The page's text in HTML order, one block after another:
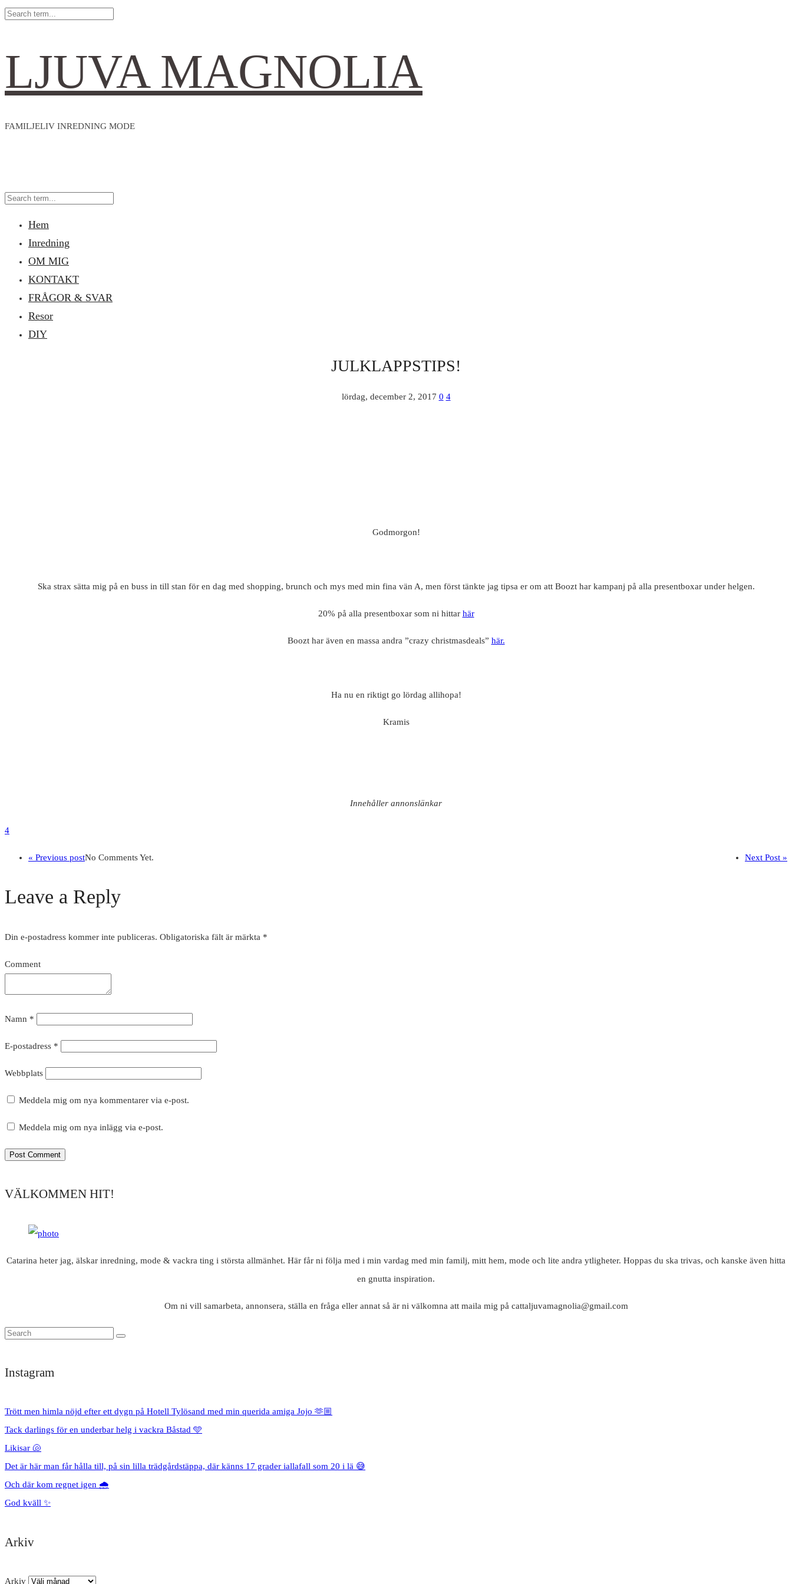
LJUVA MAGNOLIA
FAMILJELIV INREDNING MODE
Hem
Inredning
OM MIG
KONTAKT
FRÅGOR & SVAR
Resor
DIY
JULKLAPPSTIPS!
lördag, december 2, 2017 0 4
Godmorgon!
Ska strax sätta mig på en buss in till stan för en dag med shopping, brunch och mys med min fina vän A, men först tänkte jag tipsa er om att Boozt har kampanj på alla presentboxar under helgen.
20% på alla presentboxar som ni hittar här
Boozt har även en massa andra ”crazy christmasdeals” här.
Ha nu en riktigt go lördag allihopa!
Kramis
Innehåller annonslänkar
4
« Previous post Next Post »
No Comments Yet.
Leave a Reply
Din e-postadress kommer inte publiceras. Obligatoriska fält är märkta *
Comment
Namn *
E-postadress *
Webbplats
Meddela mig om nya kommentarer via e-post.
Meddela mig om nya inlägg via e-post.
VÄLKOMMEN HIT!
Catarina heter jag, älskar inredning, mode & vackra ting i största allmänhet. Här får ni följa med i min vardag med min familj, mitt hem, mode och lite andra ytligheter. Hoppas du ska trivas, och kanske även hitta
en gnutta inspiration.
Om ni vill samarbeta, annonsera, ställa en fråga eller annat så är ni välkomna att maila mig på cattaljuvamagnolia@gmail.com
Instagram
Trött men himla nöjd efter ett dygn på Hotell Tylösand med min querida amiga Jojo 🫶🏼
Tack darlings för en underbar helg i vackra Båstad 🩵
Likisar 🐚
Det är här man får hålla till, på sin lilla trädgårdstäppa, där känns 17 grader iallafall som 20 i lä 😅
Och där kom regnet igen 🌧️
God kväll ✨
Arkiv
Arkiv